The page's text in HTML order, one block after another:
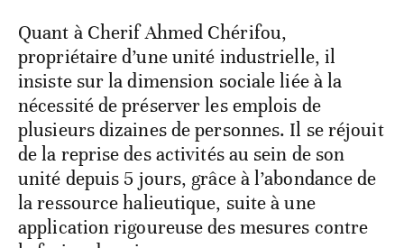
Quant à Cherif Ahmed Chérifou,
propriétaire d’une unité industrielle, il
insiste sur la dimension sociale liée à la
nécessité de préserver les emplois de
plusieurs dizaines de personnes. Il se réjouit
de la reprise des activités au sein de son
unité depuis 5 jours, grâce à l’abondance de
la ressource halieutique, suite à une
application rigoureuse des mesures contre